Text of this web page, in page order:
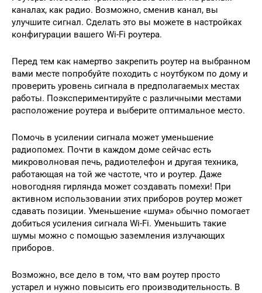
каналах, как радио. Возможно, сменив канал, вы
улучшите сигнал. Сделать это вы можете в настройках
конфигурации вашего Wi-Fi роутера.
Перед тем как намертво закрепить роутер на выбранном
вами месте попробуйте походить с ноутбуком по дому и
проверить уровень сигнала в предполагаемых местах
работы. Поэкспериментируйте с различными местами
расположение роутера и выберите оптимальное место.
Помочь в усилении сигнала может уменьшение
радиопомех. Почти в каждом доме сейчас есть
микроволновая печь, радиотелефон и другая техника,
работающая на той же частоте, что и роутер. Даже
новогодняя гирлянда может создавать помехи! При
активном использовании этих приборов роутер может
сдавать позиции. Уменьшение «шума» обычно помогает
добиться усиления сигнала Wi-Fi. Уменьшить такие
шумы можно с помощью заземления излучающих
приборов.
Возможно, все дело в том, что вам роутер просто
устарел и нужно повысить его производительность. В